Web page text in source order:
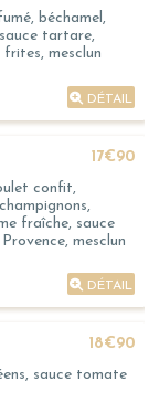
béchamel,
tartare,
mesclun
DÉTAIL
17€90
confit,
fraîche, sauce
mesclun
DÉTAIL
18€90
sauce tomate